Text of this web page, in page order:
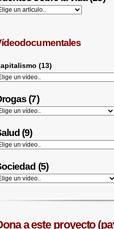
(13)
(7)
(9)
(5)
a este proyecto